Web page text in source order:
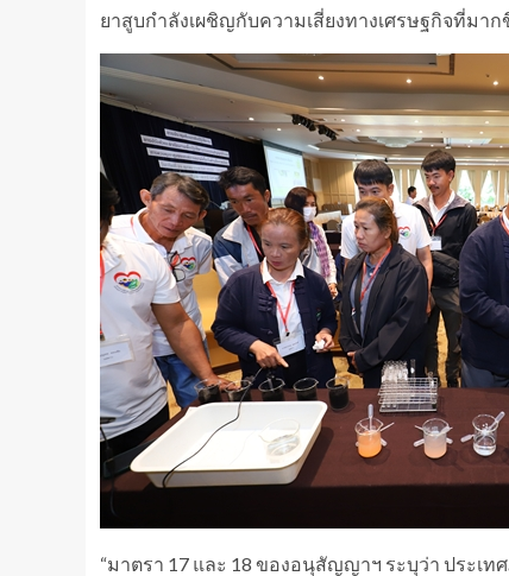
ยาสูบกำลังเผชิญกับความเสี่ยงทางเศรษฐกิจที่มา
“มาตรา 17 และ 18 ของอนุสัญญาฯ ระบุว่า ประเ